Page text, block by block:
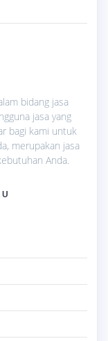
bidang jasa
jasa yang
bagi kami untuk
merupakan jasa
Anda.